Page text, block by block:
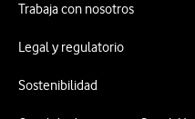
Trabaja con nosotros
Legal y regulatorio
Sostenibilidad